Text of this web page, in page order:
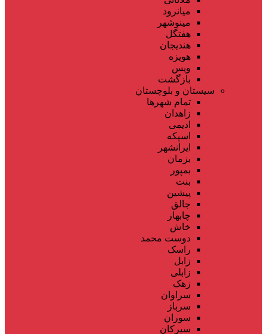
میانرود
مینوشهر
هفتگل
هندیجان
هویزه
ویس
بازگشت
سیستان و بلوچستان
تمام شهر‌ها
زاهدان
ادیمی
اسپکه
ایرانشهر
بزمان
بمپور
بنت
پیشین
جالق
چابهار
خاش
دوست محمد
راسک
زابل
زابلی
زهک
سراوان
سرباز
سوران
سیرکان